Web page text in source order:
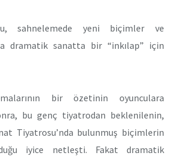
sahnelemede yeni biçimler ve
dramatik sanatta bir “inkılap” için
bir özetinin oyunculara
bu genç tiyatrodan beklenilenin,
Tiyatrosu’nda bulunmuş biçimlerin
iyice netleşti. Fa­kat dramatik